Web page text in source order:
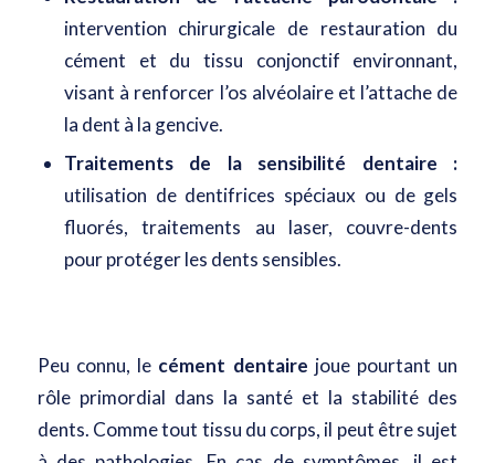
intervention chirurgicale de restauration du
cément et du tissu conjonctif environnant,
visant à renforcer l’os alvéolaire et l’attache de
la dent à la gencive.
Traitements de la sensibilité dentaire :
utilisation de dentifrices spéciaux ou de gels
fluorés, traitements au laser, couvre-dents
pour protéger les dents sensibles.
Peu connu, le cément dentaire joue pourtant un
rôle primordial dans la santé et la stabilité des
dents. Comme tout tissu du corps, il peut être sujet